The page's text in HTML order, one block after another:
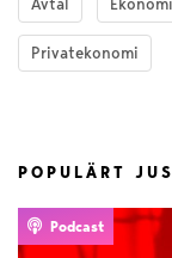
Privatekonomi
POPULÄRT
Podcast